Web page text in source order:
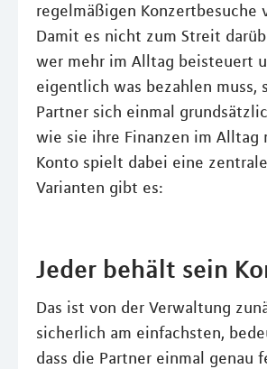
regelmäßigen Konzertbesuche
Damit es nicht zum Streit
wer mehr im Alltag beisteuert
eigentlich was bezahlen muss,
Partner sich einmal
wie sie ihre Finanzen im Alltag
Konto spielt dabei eine
Varianten gibt es:
Jeder behält sein
Das ist von der Verwaltung
sicherlich am einfachsten,
dass die Partner einmal genau